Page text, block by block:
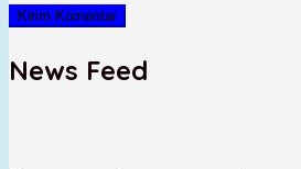
News Feed